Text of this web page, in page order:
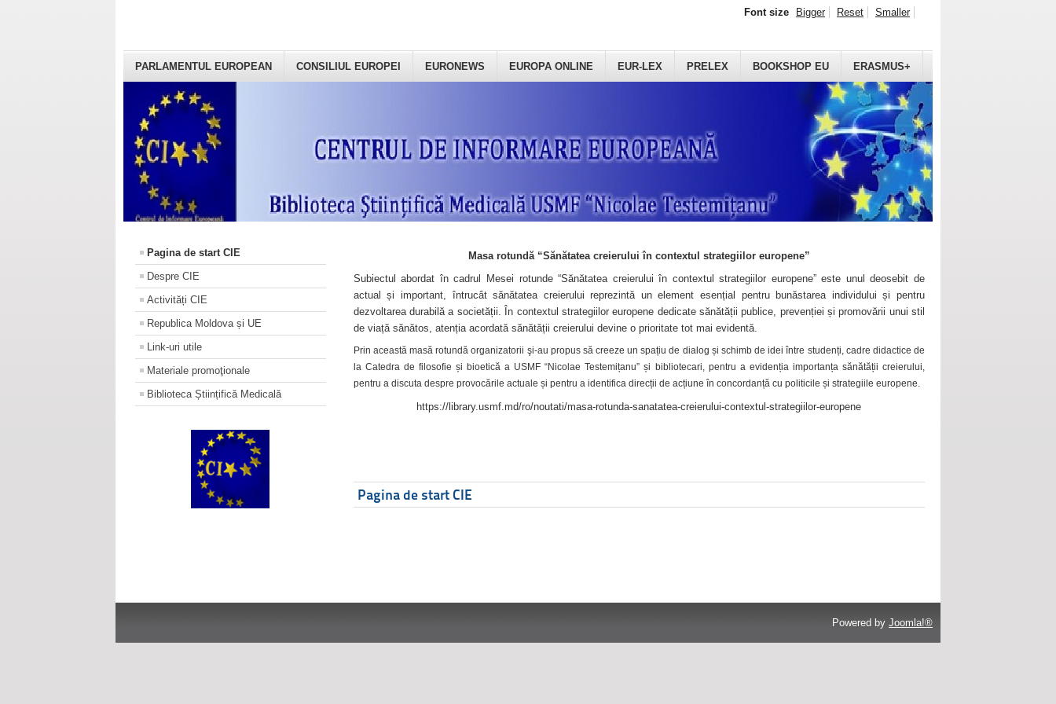
PARLAMENTUL EUROPEAN CONSILIUL EUROPEI EURONEWS EUROPA ONLINE EUR-LEX PRELEX BOOKSHOP EU ERASMUS+
Font size Bigger Reset Smaller
Pagina de start CIE
Despre CIE
Activități CIE
Republica Moldova și UE
Link-uri utile
Materiale promoţionale
Biblioteca Științifică Medicală
Masa rotundă “Sănătatea creierului în contextul strategiilor europene”
Subiectul abordat în cadrul Mesei rotunde “Sănătatea creierului în contextul strategiilor europene” este unul deosebit de
actual și important, întrucât sănătatea creierului reprezintă un element esențial pentru bunăstarea individului și pentru
dezvoltarea durabilă a societății. În contextul strategiilor europene dedicate sănătății publice, prevenției și promovării unui stil
de viață sănătos, atenția acordată sănătății creierului devine o prioritate tot mai evidentă.
Prin această masă rotundă organizatorii şi-au propus să creeze un spațiu de dialog și schimb de idei între studenți, cadre didactice de
la Catedra de filosofie și bioetică a USMF “Nicolae Testemițanu” și bibliotecari, pentru a evidenția importanța sănătății creierului,
pentru a discuta despre provocările actuale și pentru a identifica direcții de acțiune în concordanță cu politicile și strategiile europene.
https://library.usmf.md/ro/noutati/masa-rotunda-sanatatea-creierului-contextul-strategiilor-europene
Pagina de start CIE
Powered by Joomla!®